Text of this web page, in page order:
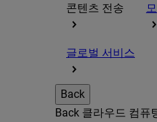
콘텐츠 전송
글로벌 서비스
Back
Back 클라우드 컴퓨